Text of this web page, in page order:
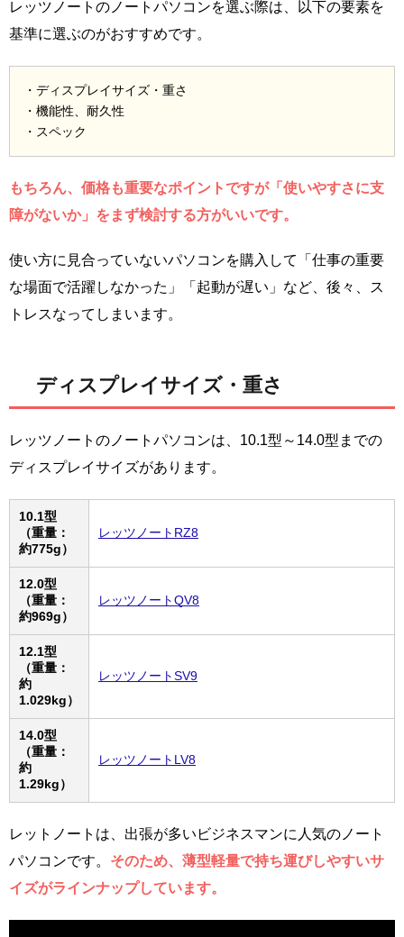
レッツノートのノートパソコンを選ぶ際は、以下の要素を
基準に選ぶのがおすすめです。
・ディスプレイサイズ・重さ
・機能性、耐久性
・スペック
もちろん、価格も重要なポイントですが「使いやすさに支
障がないか」をまず検討する方がいいです。
使い方に見合っていないパソコンを購入して「仕事の重要
な場面で活躍しなかった」「起動が遅い」など、後々、ス
トレスなってしまいます。
ディスプレイサイズ・重さ
レッツノートのノートパソコンは、10.1型～14.0型までの
ディスプレイサイズがあります。
10.1型
（重量：
約775g）
レッツノートRZ8
12.0型
（重量：
約969g）
レッツノートQV8
12.1型
（重量：
約
1.029kg）
レッツノートSV9
14.0型
（重量：
約
1.29kg）
レッツノートLV8
レットノートは、出張が多いビジネスマンに人気のノート
パソコンです。 そのため、薄型軽量で持ち運びしやすいサ
イズがラインナップしています。